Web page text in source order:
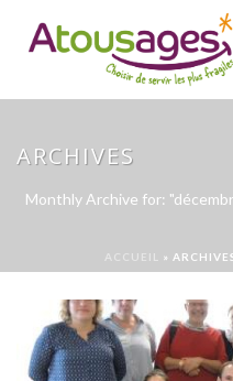
ARCHIVES
Monthly Archive for:
ACCUEIL »